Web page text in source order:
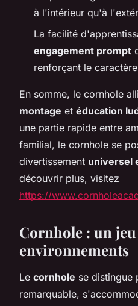
à l'intérieur qu'à
La facilité
engagement prompt
renforçant le
En somme, le cornhole
montage et éducation
une partie rapide entre
familial, le cornhole se
divertissement universel
découvrir plus, visitez
https://
Cornhole : un
environnements
Le cornhole se distingue
remarquable,